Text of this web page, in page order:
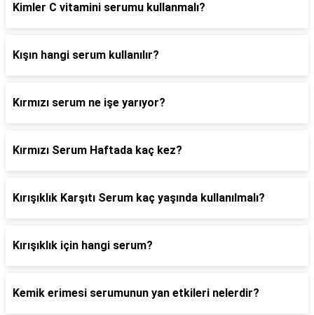
Kimler C vitamini serumu kullanmalı?
Kışın hangi serum kullanılır?
Kırmızı serum ne işe yarıyor?
Kırmızı Serum Haftada kaç kez?
Kırışıklık Karşıtı Serum kaç yaşında kullanılmalı?
Kırışıklık için hangi serum?
Kemik erimesi serumunun yan etkileri nelerdir?